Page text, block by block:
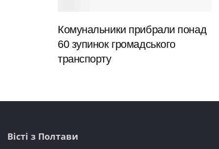
Комунальники прибрали понад
60 зупинок громадського
транспорту
Вісті з Полтави